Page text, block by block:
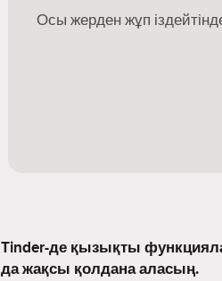
Осы жерден жұп
Tinder-де қызықты
да жақсы қолдана аласың.